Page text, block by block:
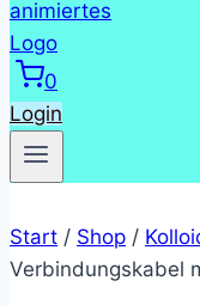
0
Login
Start / Shop /
Verbindungskabel